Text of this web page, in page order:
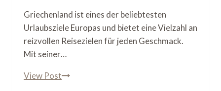
Griechenland ist eines der beliebtesten
Urlaubsziele Europas und bietet eine Vielzahl an
reizvollen Reisezielen für jeden Geschmack.
Mit seiner…
View PostBeliebte